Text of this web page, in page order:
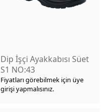
Dip İşçi Ayakkabısı Süet
S1 NO:43
Fiyatları görebilmek için üye
girişi yapmalısınız.